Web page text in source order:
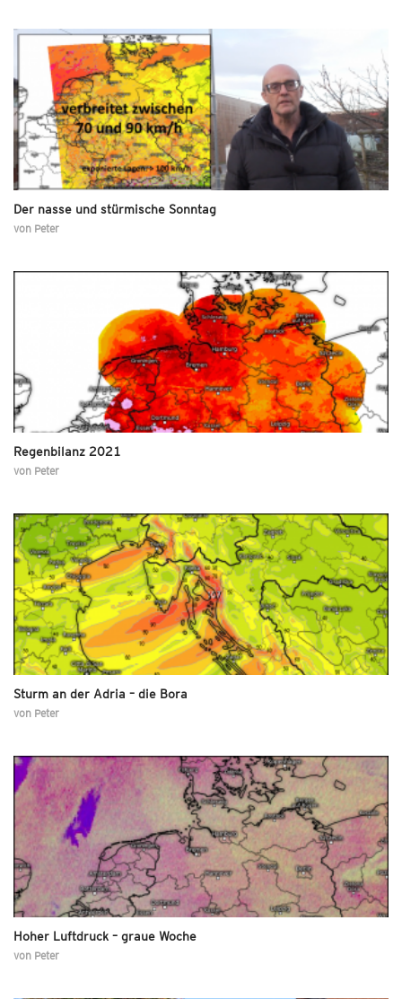
Der nasse und stürmische Sonntag
von Peter
Regenbilanz 2021
von Peter
Sturm an der Adria – die Bora
von Peter
Hoher Luftdruck – graue Woche
von Peter